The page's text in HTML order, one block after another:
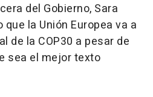
del Gobierno, Sara
la Unión Europea va a
de la COP30 a pesar de
sea el mejor texto